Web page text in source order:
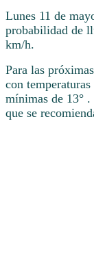
Lunes 11 de
probabilidad de
km/h.
Para las
con
mínimas de 13°
que se